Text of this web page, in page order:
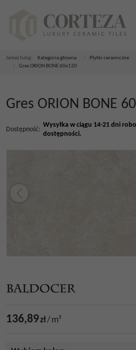
Jesteś tutaj: Kategoria główna Płytki ceramiczne
Gres ORION BONE 60x120
Gres ORION BONE
Dostępność:
Wysyłka w ciągu 14-21 dni
dostępności.
136,89zł/m²